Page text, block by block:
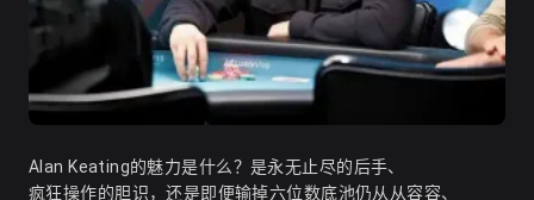
Alan Keating的魅力是什么？是永无止尽的后手、
疯狂操作的胆识，还是即便输掉六位数底池仍从从容容、